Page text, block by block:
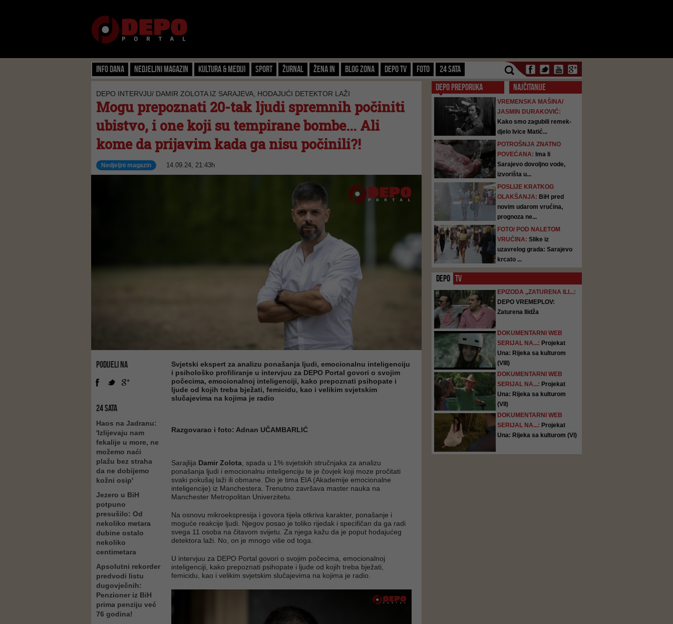
Info dana Nedjeljni magazin Kultura & Mediji Sport Žurnal Žena IN Blog zona Depo TV FOTO 24 SATA
DEPO INTERVJU/ DAMIR ZOLOTA IZ SARAJEVA, HODAJUĆI DETEKTOR LAŽI
Mogu prepoznati 20-tak ljudi spremnih počiniti
ubistvo, i one koji su tempirane bombe... Ali
kome da prijavim kada ga nisu počinili?!
Nedjeljni magazin 14.09.24, 21:43h
PODIJELI NA
24 SATA
Haos na Jadranu:
'Izlijevaju nam
fekalije u more, ne
možemo naći
plažu bez straha
da ne dobijemo
kožni osip'
Jezero u BiH
potpuno
presušilo: Od
nekoliko metara
dubine ostalo
nekoliko
centimetara
Apsolutni rekorder
predvodi listu
dugovječnih:
Penzioner iz BiH
prima penziju već
76 godina!
Svjetski ekspert za analizu ponašanja ljudi, emocionalnu inteligenciju
i psihološko profiliranje u intervjuu za DEPO Portal govori o svojim
počecima, emocionalnoj inteligenciji, kako prepoznati psihopate i
ljude od kojih treba bježati, femicidu, kao i velikim svjetskim
slučajevima na kojima je radio
Razgovarao i foto: Adnan UČAMBARLIĆ
Sarajlija Damir Zolota , spada u 1% svjetskih stručnjaka za analizu
ponašanja ljudi i emocionalnu inteligenciju te je čovjek koji moze pročitati
svaki pokušaj laži ili obmane. Dio je tima EIA (Akademije emocionalne
inteligencije) iz Manchestera. Trenutno završava master nauka na
Manchester Metropolitan Univerzitetu.
Na osnovu mikroekspresija i govora tijela otkriva karakter, ponašanje i
moguće reakcije ljudi. Njegov posao je toliko rijedak i specifičan da ga radi
svega 11 osoba na čitavom svijetu. Za njega kažu da je poput hodajućeg
detektora laži. No, on je mnogo više od toga.
U intervjuu za DEPO Portal govori o svojim počecima, emocionalnoj
inteligenciji, kako prepoznati psihopate i ljude od kojih treba bježati,
femicidu, kao i velikim svjetskim slučajevima na kojima je radio.
DEPO PREPORUKA NAJČITANIJE
VREMENSKA MAŠINA/
JASMIN DURAKOVIĆ:
Kako smo zagubili remek-
djelo Ivice Matić...
POTROŠNJA ZNATNO
POVEĆANA: Ima li
Sarajevo dovoljno vode,
izvorišta u...
POSLIJE KRATKOG
OLAKŠANJA: BiH pred
novim udarom vrućina,
prognoza ne...
FOTO/ POD NALETOM
VRUĆINA: Slike iz
uzavrelog grada: Sarajevo
krcato ...
DEPO TV
EPIZODA „ZATURENA ILI...:
DEPO VREMEPLOV:
Zaturena Ilidža
DOKUMENTARNI WEB
SERIJAL NA...: Projekat
Una: Rijeka sa kulturom
(VIII)
DOKUMENTARNI WEB
SERIJAL NA...: Projekat
Una: Rijeka sa kulturom
(VII)
DOKUMENTARNI WEB
SERIJAL NA...: Projekat
Una: Rijeka sa kulturom (VI)